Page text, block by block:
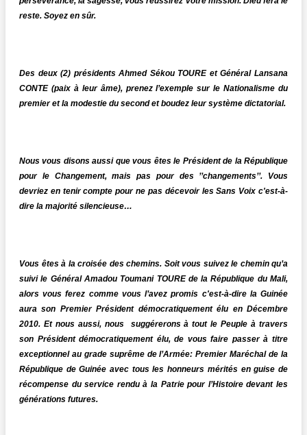
reste. Soyez en sûr.
Des deux (2) présidents Ahmed Sékou TOURE et Général Lansana
CONTE (paix à leur âme), prenez l’exemple sur le Nationalisme du
premier et la modestie du second et boudez leur système dictatorial.
Nous vous disons aussi que vous êtes le Président de la République
pour le Changement, mais pas pour des ’’changements’’. Vous
devriez en tenir compte pour ne pas décevoir les Sans Voix c'est-à-
dire la majorité silencieuse…
Vous êtes à la croisée des chemins. Soit vous suivez le chemin qu’a
suivi le Général Amadou Toumani TOURE de la République du Mali,
alors vous ferez comme vous l’avez promis c'est-à-dire la Guinée
aura son Premier Président démocratiquement élu en Décembre
2010. Et nous aussi, nous suggérerons à tout le Peuple à travers
son Président démocratiquement élu, de vous faire passer à titre
exceptionnel au grade suprême de l’Armée: Premier Maréchal de la
République de Guinée avec tous les honneurs mérités en guise de
récompense du service rendu à la Patrie pour l’Histoire devant les
générations futures.